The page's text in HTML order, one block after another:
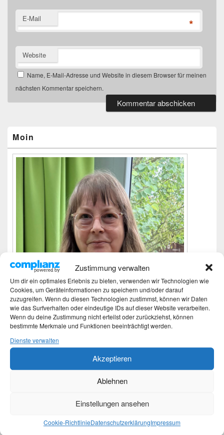
Zustimmung verwalten
Um dir ein optimales Erlebnis zu bieten, verwenden wir Technologien wie
Cookies, um Geräteinformationen zu speichern und/oder darauf
zuzugreifen. Wenn du diesen Technologien zustimmst, können wir Daten
wie das Surfverhalten oder eindeutige IDs auf dieser Website verarbeiten.
Wenn du deine Zustimmung nicht erteilst oder zurückziehst, können
bestimmte Merkmale und Funktionen beeinträchtigt werden.
Dienste verwalten
Akzeptieren
Ablehnen
Einstellungen ansehen
Cookie-RichtlinieDatenschutzerklärungImpressum
E-Mail *
Website
Name, E-Mail-Adresse und Website in diesem Browser für meinen
nächsten Kommentar speichern.
Widgetbereich
Moin
Ich bin Martina und Autorin dieses Blogs.